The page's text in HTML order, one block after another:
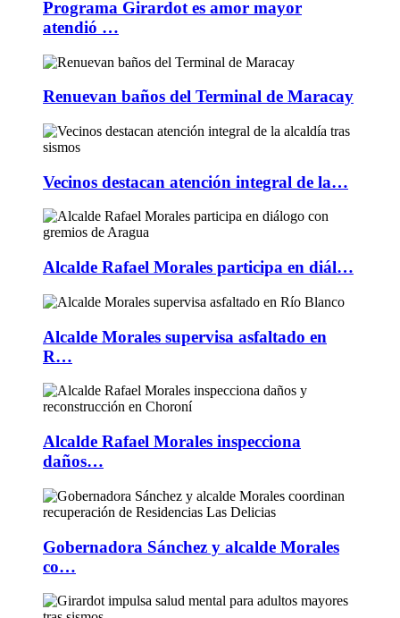
Programa Girardot es amor mayor
atendió …
Renuevan baños del Terminal de Maracay
Vecinos destacan atención integral de la…
Alcalde Rafael Morales participa en diál…
Alcalde Morales supervisa asfaltado en
R…
Alcalde Rafael Morales inspecciona
daños…
Gobernadora Sánchez y alcalde Morales
co…